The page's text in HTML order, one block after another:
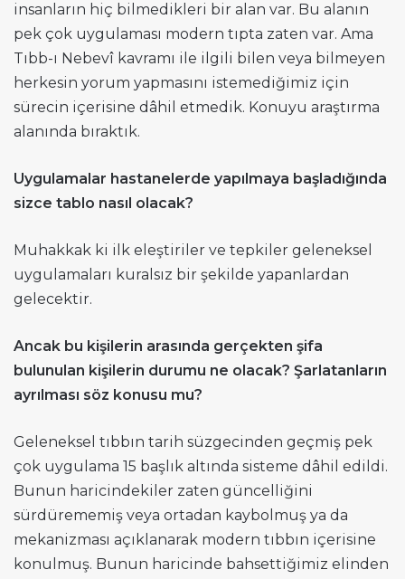
insanların hiç bilmedikleri bir alan var. Bu alanın
pek çok uygulaması modern tıpta zaten var. Ama
Tıbb-ı Nebevî kavramı ile ilgili bilen veya bilmeyen
herkesin yorum yapmasını istemediğimiz için
sürecin içerisine dâhil etmedik. Konuyu araştırma
alanında bıraktık.
Uygulamalar hastanelerde yapılmaya başladığında
sizce tablo nasıl olacak?
Muhakkak ki ilk eleştiriler ve tepkiler geleneksel
uygulamaları kuralsız bir şekilde yapanlardan
gelecektir.
Ancak bu kişilerin arasında gerçekten şifa
bulunulan kişilerin durumu ne olacak? Şarlatanların
ayrılması söz konusu mu?
Geleneksel tıbbın tarih süzgecinden geçmiş pek
çok uygulama 15 başlık altında sisteme dâhil edildi.
Bunun haricindekiler zaten güncelliğini
sürdürememiş veya ortadan kaybolmuş ya da
mekanizması açıklanarak modern tıbbın içerisine
konulmuş. Bunun haricinde bahsettiğimiz elinden